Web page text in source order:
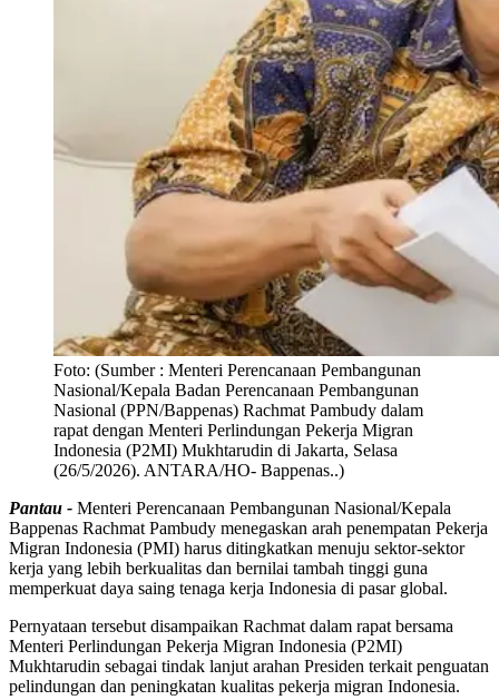
Foto: (Sumber : Menteri Perencanaan Pembangunan
Nasional/Kepala Badan Perencanaan Pembangunan
Nasional (PPN/Bappenas) Rachmat Pambudy dalam
rapat dengan Menteri Perlindungan Pekerja Migran
Indonesia (P2MI) Mukhtarudin di Jakarta, Selasa
(26/5/2026). ANTARA/HO- Bappenas..)
Pantau - Menteri Perencanaan Pembangunan Nasional/Kepala
Bappenas Rachmat Pambudy menegaskan arah penempatan Pekerja
Migran Indonesia (PMI) harus ditingkatkan menuju sektor-sektor
kerja yang lebih berkualitas dan bernilai tambah tinggi guna
memperkuat daya saing tenaga kerja Indonesia di pasar global.
Pernyataan tersebut disampaikan Rachmat dalam rapat bersama
Menteri Perlindungan Pekerja Migran Indonesia (P2MI)
Mukhtarudin sebagai tindak lanjut arahan Presiden terkait penguatan
pelindungan dan peningkatan kualitas pekerja migran Indonesia.